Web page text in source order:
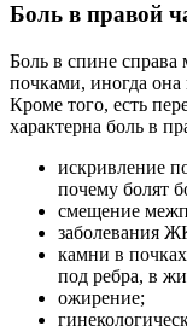
Боль в правой
Боль в спине справа
почками, иногда она
Кроме того, есть
характерна боль в
искривление
почему болят
смещение
заболевания
камни в
под ребра, в
ожирение;